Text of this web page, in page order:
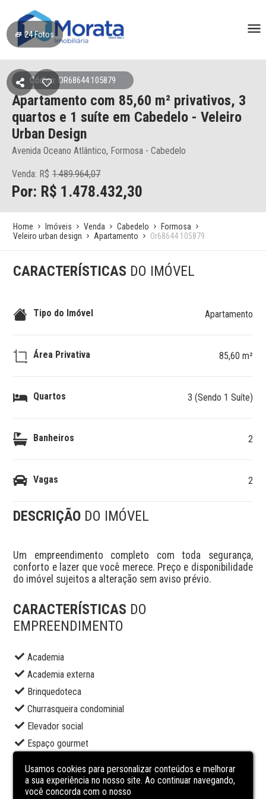
24Fotos
Código: OR68644:105879
Apartamento com 85,60 m² privativos, 3
quartos e 1 suíte em Cabedelo - Veleiro
Urban Design
Avenida Oceano Atlântico, Formosa - Cabedelo
Venda: R$ 1.489.964,07
Por: R$ 1.478.432,30
Home Imóveis Venda Cabedelo
Formosa
Veleiro urban design
Apartamento Or68644 105879
CARACTERÍSTICAS DO IMÓVEL
Tipo do Imóvel Apartamento
Área Privativa 85,60 m²
Quartos 3 (Sendo 1 Suíte)
Banheiros 2
Vagas 2
DESCRIÇÃO DO IMÓVEL
Um empreendimento completo com toda segurança,
conforto e lazer que você merece. Preço e disponibilidade
do imóvel sujeitos a alteração sem aviso prévio.
CARACTERÍSTICAS DO
EMPREENDIMENTO
Academia
Academia externa
Brinquedoteca
Churrasqueira condominial
Elevador social
Espaço gourmet
Piscina adulto
Piscina infantil
Usamos cookies para personalizar conteúdos e melhorar
a sua experiência no nosso site. Ao continuar navegando,
você concorda com o nosso